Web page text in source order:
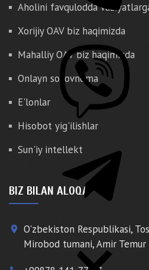
Aholini favqulodda
Xorijiy OAV biz haqimizda
Mahalliy OAV biz haqimizda
Onlayn so'rovnoma
E'lonlar
Hisobot yig'ilishlar
Sun'iy intellekt
BIZ BILAN ALOQA
place O'zbekiston Respublikasi,
Mirobod tumani, Amir Temur